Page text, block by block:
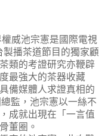
威池宗憲是國際電視
製播茶道節目的獨家顧
類的考證研究亦鞭辟
最強大的茶器收藏
備媒體人求證真相的
監，池宗憲以一絲不
成就出現在「一言值
董圈。